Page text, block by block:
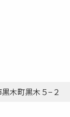
木町黒木５−２